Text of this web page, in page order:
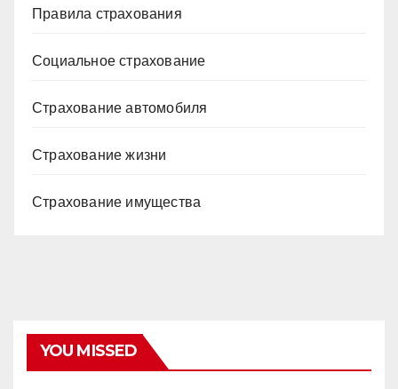
Правила страхования
Социальное страхование
Страхование автомобиля
Страхование жизни
Страхование имущества
YOU MISSED